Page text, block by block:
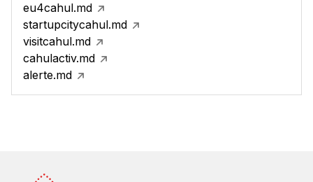
eu4cahul.md
startupcitycahul.md
visitcahul.md
cahulactiv.md
alerte.md